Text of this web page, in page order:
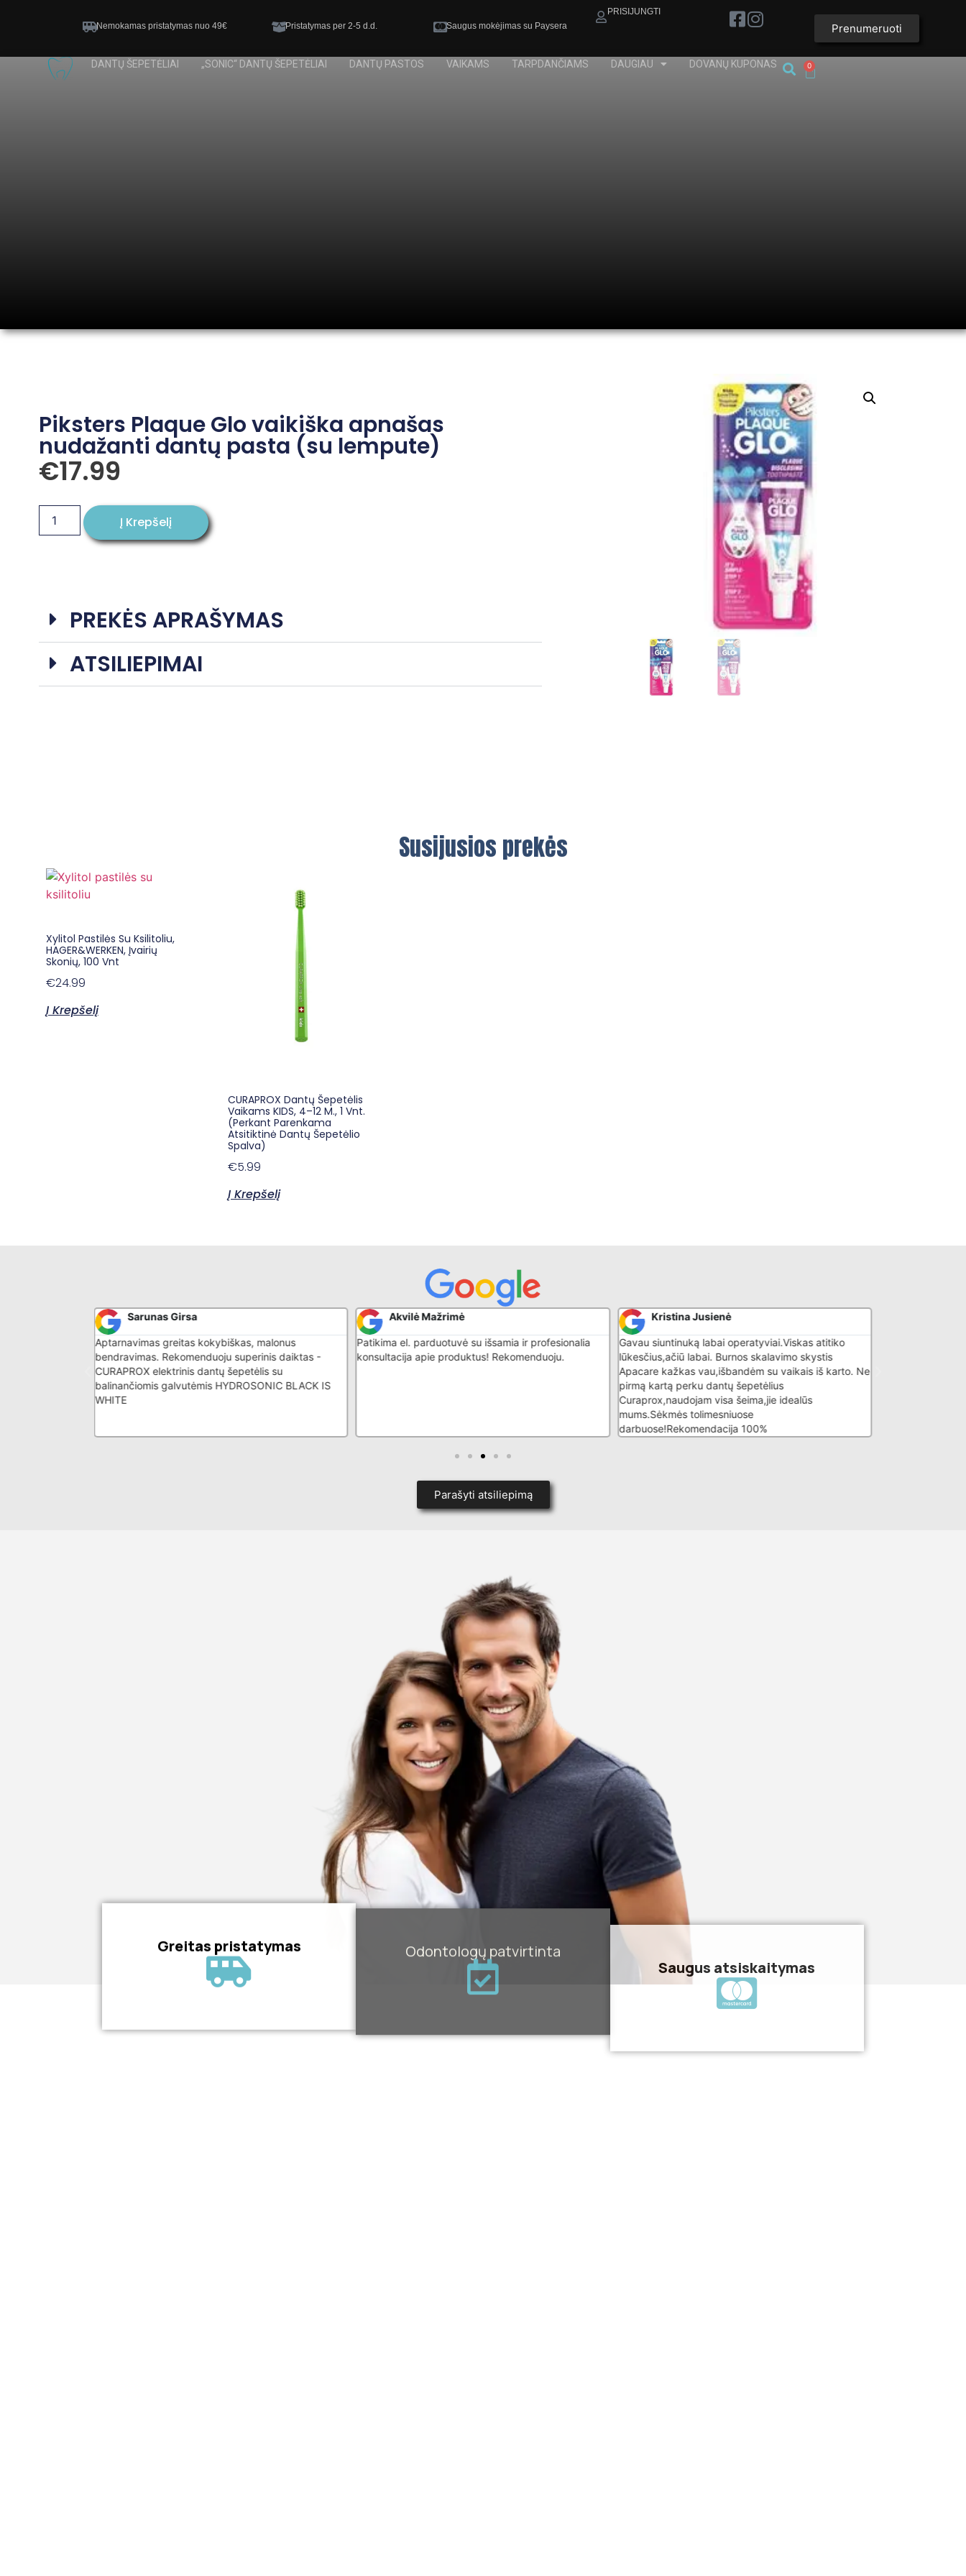
Nemokamas pristatymas nuo 49€ Pristatymas per 2-5 d.d. Saugus mokėjimas su Paysera
PRISIJUNGTI
Prenumeruoti
DANTŲ ŠEPETĖLIAI „SONIC“ DANTŲ ŠEPETĖLIAI DANTŲ PASTOS VAIKAMS TARPDANČIAMS DAUGIAU DOVANŲ KUPONAS 0
Piksters Plaque Glo vaikiška apnašas
nudažanti dantų pasta (su lempute)
€17.99
PREKĖS APRAŠYMAS
ATSILIEPIMAI
Į Krepšelį
Susijusios prekės
Xylitol Pastilės Su Ksilitoliu,
HAGER&WERKEN, Įvairių
Skonių, 100 Vnt
€24.99
Į Krepšelį
CURAPROX Dantų Šepetėlis
Vaikams KIDS, 4–12 M., 1 Vnt.
(Perkant Parenkama
Atsitiktinė Dantų Šepetėlio
Spalva)
€5.99
Į Krepšelį
Sarunas Girsa
Aptarnavimas greitas kokybiškas, malonus
bendravimas. Rekomenduoju superinis daiktas -
CURAPROX elektrinis dantų šepetėlis su
balinančiomis galvutėmis HYDROSONIC BLACK IS
WHITE
Akvilė Mažrimė
Patikima el. parduotuvė su išsamia ir profesionalia
konsultacija apie produktus! Rekomenduoju.
Kristina Jusienė
Gavau siuntinuką labai operatyviai.Viskas atitiko
lūkesčius,ačiū labai. Burnos skalavimo skystis
Apacare kažkas vau,išbandėm su vaikais iš karto. Ne
pirmą kartą perku dantų šepetėlius
Curaprox,naudojam visa šeima,jie idealūs
mums.Sėkmės tolimesniuose
darbuose!Rekomendacija 100%
Parašyti atsiliepimą
Greitas pristatymas Odontologų patvirtinta Saugus atsiskaitymas